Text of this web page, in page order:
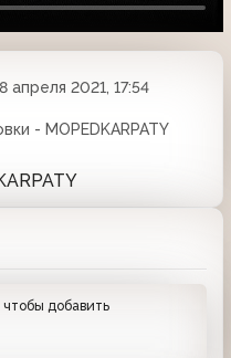
8 апреля 2021, 17:54
- MOPEDKARPATY
чтобы добавить